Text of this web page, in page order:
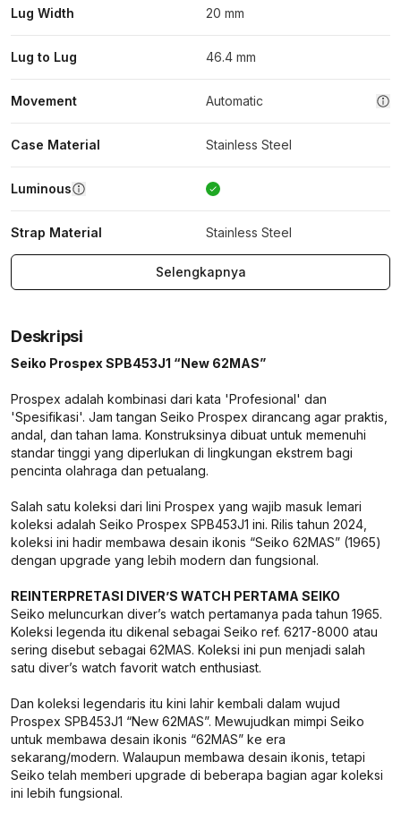
Lug Width 20 mm
Lug to Lug 46.4 mm
Movement Automatic
Case Material Stainless Steel
Luminous
Strap Material Stainless Steel
Selengkapnya
Deskripsi
Seiko Prospex SPB453J1 “New 62MAS”
Prospex adalah kombinasi dari kata 'Profesional' dan
'Spesifikasi'. Jam tangan Seiko Prospex dirancang agar praktis,
andal, dan tahan lama. Konstruksinya dibuat untuk memenuhi
standar tinggi yang diperlukan di lingkungan ekstrem bagi
pencinta olahraga dan petualang.
Salah satu koleksi dari lini Prospex yang wajib masuk lemari
koleksi adalah Seiko Prospex SPB453J1 ini. Rilis tahun 2024,
koleksi ini hadir membawa desain ikonis “Seiko 62MAS” (1965)
dengan upgrade yang lebih modern dan fungsional.
REINTERPRETASI DIVER’S WATCH PERTAMA SEIKO
Seiko meluncurkan diver’s watch pertamanya pada tahun 1965.
Koleksi legenda itu dikenal sebagai Seiko ref. 6217-8000 atau
sering disebut sebagai 62MAS. Koleksi ini pun menjadi salah
satu diver’s watch favorit watch enthusiast.
Dan koleksi legendaris itu kini lahir kembali dalam wujud
Prospex SPB453J1 “New 62MAS”. Mewujudkan mimpi Seiko
untuk membawa desain ikonis “62MAS” ke era
sekarang/modern. Walaupun membawa desain ikonis, tetapi
Seiko telah memberi upgrade di beberapa bagian agar koleksi
ini lebih fungsional.